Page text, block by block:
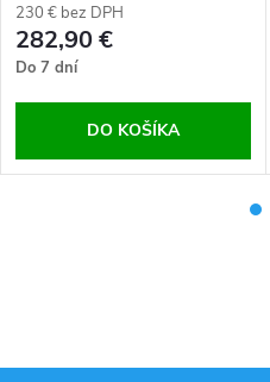
230 € bez DPH
282,90 €
Do 7 dní
DO KOŠÍKA